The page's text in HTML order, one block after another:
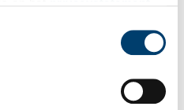
op de Spanjaarden, maar
het Spaanse leger onder
zich in verbinding met de
tijd steun bij Koning